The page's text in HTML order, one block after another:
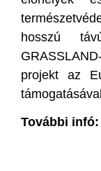
hosszú
projekt az
További infó: